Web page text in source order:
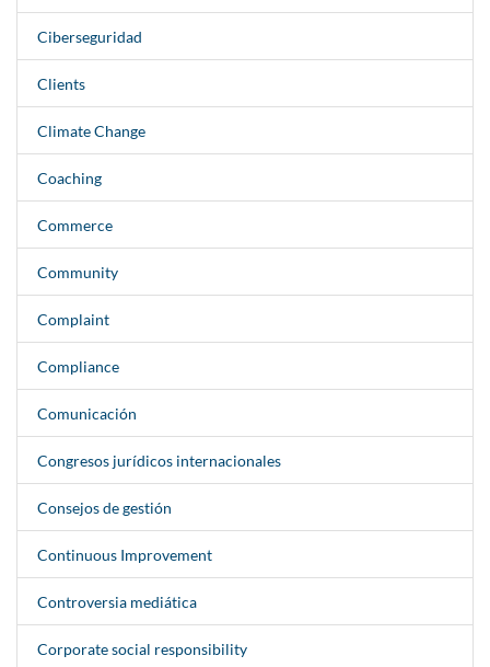
Ciberseguridad
Clients
Climate Change
Coaching
Commerce
Community
Complaint
Compliance
Comunicación
Congresos jurídicos internacionales
Consejos de gestión
Continuous Improvement
Controversia mediática
Corporate social responsibility